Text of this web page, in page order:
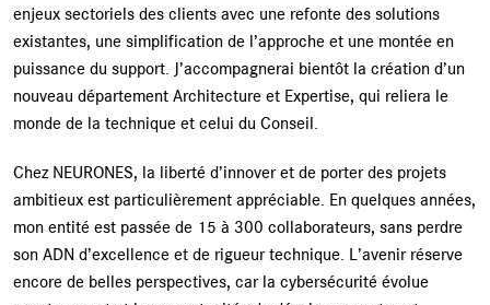
enjeux sectoriels des clients avec une refonte des solutions
existantes, une simplification de l’approche et une montée en
puissance du support. J’accompagnerai bientôt la création d’un
nouveau département Architecture et Expertise, qui reliera le
monde de la technique et celui du Conseil.
Chez NEURONES, la liberté d’innover et de porter des projets
ambitieux est particulièrement appréciable. En quelques années,
mon entité est passée de 15 à 300 collaborateurs, sans perdre
son ADN d’excellence et de rigueur technique. L’avenir réserve
encore de belles perspectives, car la cybersécurité évolue